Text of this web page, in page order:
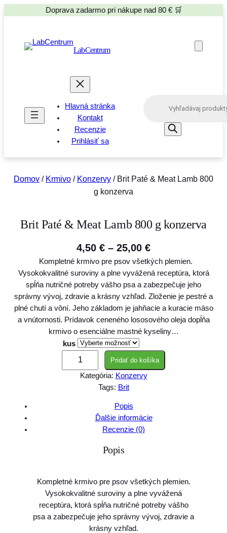
Doprava zadarmo pri nákupe nad 80 € 🛒
LabCentrum
Hlavná stránka
Kontakt
Recenzie
Prihlásiť sa
s
e
Domov / Krmivo / Konzervy / Brit Paté & Meat Lamb 800
g konzerva
Brit Paté & Meat Lamb 800 g konzerva
4,50 € – 25,00 €P
r
i
c
e
r
n
€
Kompletné krmivo pre psov všetkých plemien.
Vysokokvalitné suroviny a plne vyvážená receptúra, ktorá
spĺňa nutričné potreby vášho psa a zabezpečuje jeho
správny vývoj, zdravie a krásny vzhľad. Zloženie je pestré a
plné chutí a vôní. Jeho základom je jahňacie a kuracie mäso
a vnútornosti. Prídavok ceneného lososového oleja dopĺňa
krmivo o esenciálne mastné kyseliny…
kus
t
P
a
t
Pridať do košíka
Kategória: Konzervy
Tags: Brit
Popis
Ďalšie informácie
Recenzie (0)
Popis
Kompletné krmivo pre psov všetkých plemien.
Vysokokvalitné suroviny a plne vyvážená
receptúra, ktorá spĺňa nutričné potreby vášho
psa a zabezpečuje jeho správny vývoj, zdravie a
krásny vzhľad.